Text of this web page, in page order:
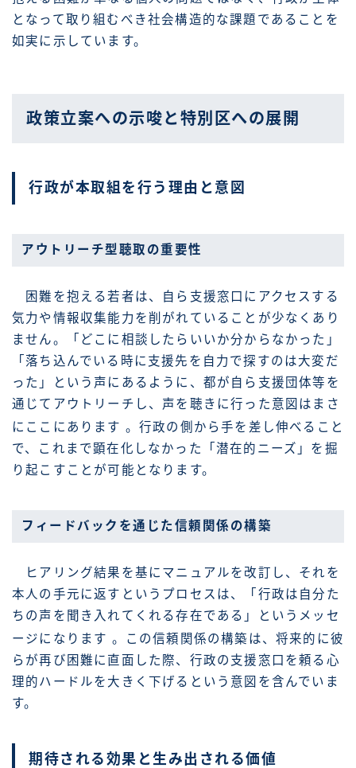
となって取り組むべき社会構造的な課題であることを
如実に示しています。
政策立案への示唆と特別区への展開
行政が本取組を行う理由と意図
アウトリーチ型聴取の重要性
困難を抱える若者は、自ら支援窓口にアクセスする
気力や情報収集能力を削がれていることが少なくあり
ません。「どこに相談したらいいか分からなかった」
「落ち込んでいる時に支援先を自力で探すのは大変だ
った」という声にあるように、都が自ら支援団体等を
通じてアウトリーチし、声を聴きに行った意図はまさ
にここにあります 。行政の側から手を差し伸べること
で、これまで顕在化しなかった「潜在的ニーズ」を掘
り起こすことが可能となります。
フィードバックを通じた信頼関係の構築
ヒアリング結果を基にマニュアルを改訂し、それを
本人の手元に返すというプロセスは、「行政は自分た
ちの声を聞き入れてくれる存在である」というメッセ
ージになります 。この信頼関係の構築は、将来的に彼
らが再び困難に直面した際、行政の支援窓口を頼る心
理的ハードルを大きく下げるという意図を含んでいま
す。
期待される効果と生み出される価値